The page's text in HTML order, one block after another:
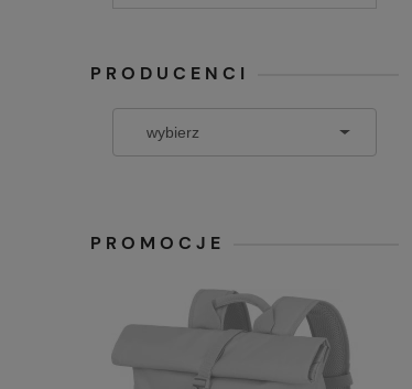
PRODUCENCI
PROMOCJE